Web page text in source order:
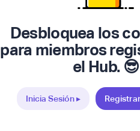
Desbloquea los
para miembros
el Hub. 😎
Inicia Sesión ▸